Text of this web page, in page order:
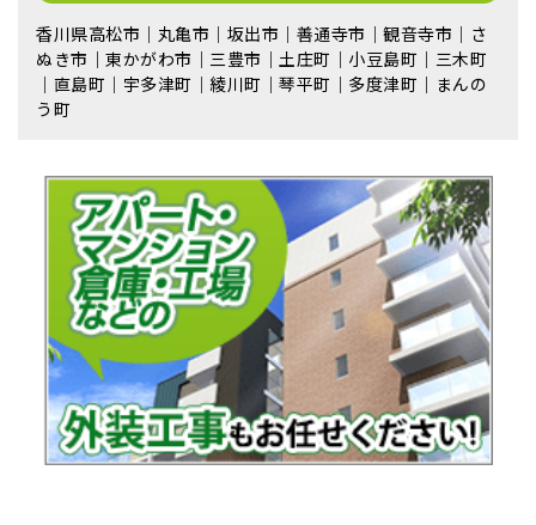
香川県高松市｜丸亀市｜坂出市｜善通寺市｜観音寺市｜さ
ぬき市｜東かがわ市｜三豊市｜土庄町｜小豆島町｜三木町
｜直島町｜宇多津町｜綾川町｜琴平町｜多度津町｜まんの
う町